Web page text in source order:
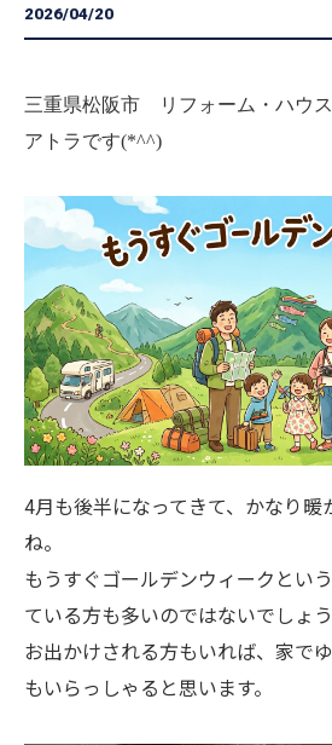
2026/04/20
三重県松阪市 リフォーム・ハウ
アトラです(*^^)
4月も後半になってきて、かなり暖
ね。
もうすぐゴールデンウィークとい
ている方も多いのではないでしょう
お出かけされる方もいれば、家で
もいらっしゃると思います。